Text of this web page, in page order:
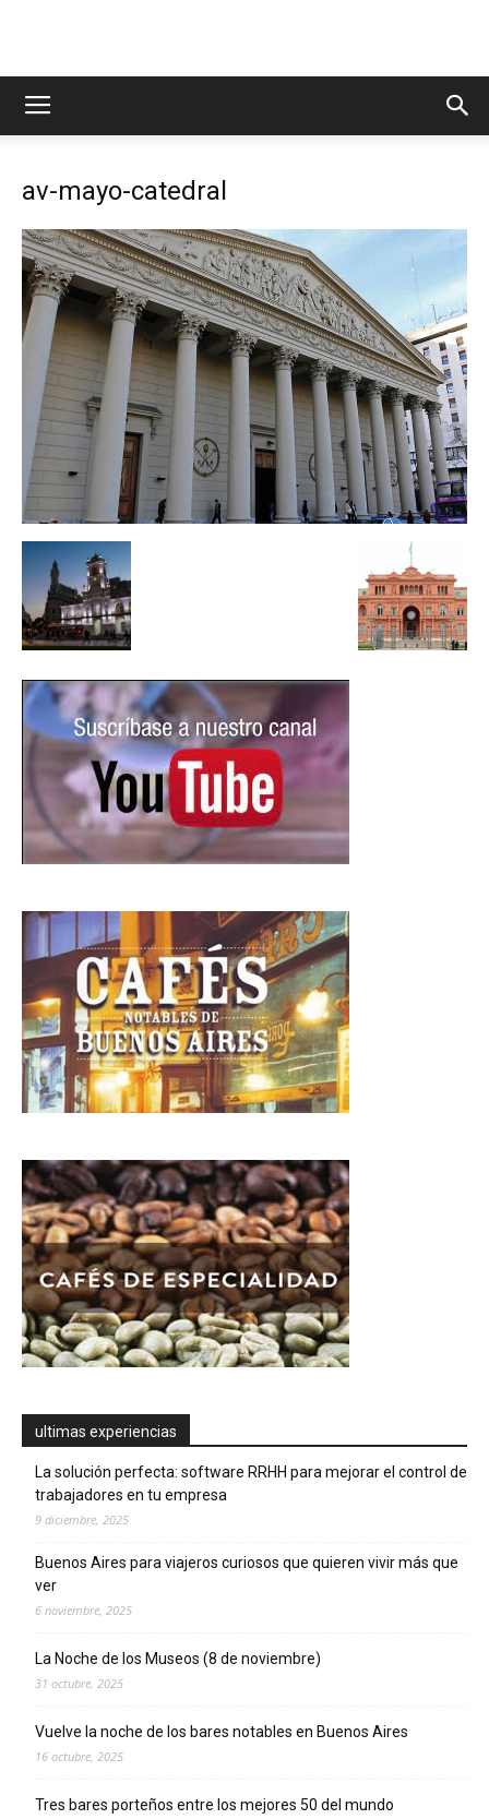
av-mayo-catedral
ultimas experiencias
La solución perfecta: software RRHH para mejorar el control de
trabajadores en tu empresa
9 diciembre, 2025
Buenos Aires para viajeros curiosos que quieren vivir más que
ver
6 noviembre, 2025
La Noche de los Museos (8 de noviembre)
31 octubre, 2025
Vuelve la noche de los bares notables en Buenos Aires
16 octubre, 2025
Tres bares porteños entre los mejores 50 del mundo